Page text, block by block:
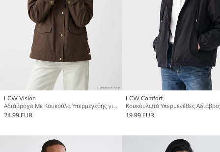
LCW Vision
Αδιάβροχο Με Κουκούλα Υπερμεγέθης για γυναίκες
24.99 EUR
LCW Comfort
19.99 EUR